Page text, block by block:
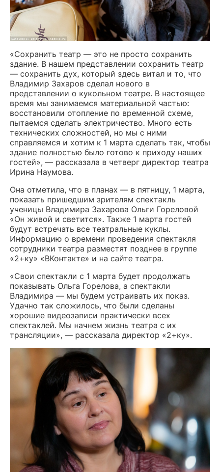
«Сохранить театр — это не просто сохранить
здание. В нашем представлении сохранить театр
— сохранить дух, который здесь витал и то, что
Владимир Захаров сделал нового в
представлении о кукольном театре. В настоящее
время мы занимаемся материальной частью:
восстановили отопление по временной схеме,
пытаемся сделать электричество. Много есть
технических сложностей, но мы с ними
справляемся и хотим к 1 марта сделать так, чтобы
здание полностью было готово к приходу наших
гостей», — рассказала в четверг директор театра
Ирина Наумова.
Она отметила, что в планах — в пятницу, 1 марта,
показать пришедшим зрителям спектакль
ученицы Владимира Захарова Ольги Гореловой
«Он живой и светится». Также 1 марта гостей
будут встречать все театральные куклы.
Информацию о времени проведения спектакля
сотрудники театра разместят позднее в группе
«2+ку» «ВКонтакте» и на сайте театра.
«Свои спектакли с 1 марта будет продолжать
показывать Ольга Горелова, а спектакли
Владимира — мы будем устраивать их показ.
Удачно так сложилось, что были сделаны
хорошие видеозаписи практически всех
спектаклей. Мы начнем жизнь театра с их
трансляции», — рассказала директор «2+ку».